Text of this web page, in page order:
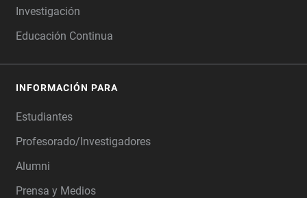
Investigación
Educación Continua
INFORMACIÓN PARA
Estudiantes
Profesorado/Investigadores
Alumni
Prensa y Medios